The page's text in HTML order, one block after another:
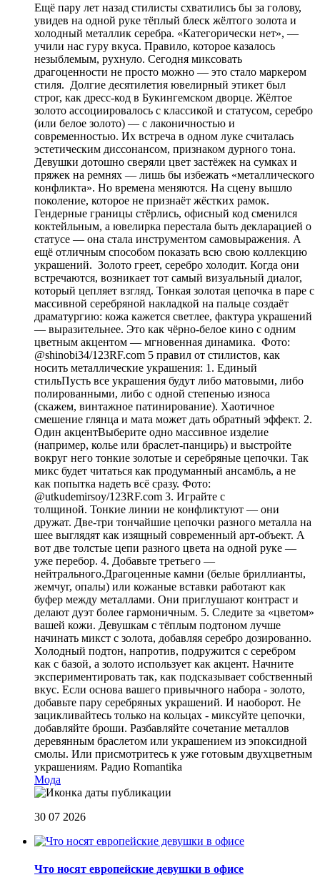
Ещё пару лет назад стилисты схватились бы за голову,
увидев на одной руке тёплый блеск жёлтого золота и
холодный металлик серебра. «Категорически нет», —
учили нас гуру вкуса. Правило, которое казалось
незыблемым, рухнуло. Сегодня миксовать
драгоценности не просто можно — это стало маркером
стиля. Долгие десятилетия ювелирный этикет был
строг, как дресс-код в Букингемском дворце. Жёлтое
золото ассоциировалось с классикой и статусом, серебро
(или белое золото) — с лаконичностью и
современностью. Их встреча в одном луке считалась
эстетическим диссонансом, признаком дурного тона.
Девушки дотошно сверяли цвет застёжек на сумках и
пряжек на ремнях — лишь бы избежать «металлического
конфликта». Но времена меняются. На сцену вышло
поколение, которое не признаёт жёстких рамок.
Гендерные границы стёрлись, офисный код сменился
коктейльным, а ювелирка перестала быть декларацией о
статусе — она стала инструментом самовыражения. А
ещё отличным способом показать всю свою коллекцию
украшений. Золото греет, серебро холодит. Когда они
встречаются, возникает тот самый визуальный диалог,
который цепляет взгляд. Тонкая золотая цепочка в паре с
массивной серебряной накладкой на пальце создаёт
драматургию: кожа кажется светлее, фактура украшений
— выразительнее. Это как чёрно-белое кино с одним
цветным акцентом — мгновенная динамика. Фото:
@shinobi34/123RF.com 5 правил от стилистов, как
носить металлические украшения: 1. Единый
стильПусть все украшения будут либо матовыми, либо
полированными, либо с одной степенью износа
(скажем, винтажное патинирование). Хаотичное
смешение глянца и мата может дать обратный эффект. 2.
Один акцентВыберите одно массивное изделие
(например, колье или браслет-панцирь) и выстройте
вокруг него тонкие золотые и серебряные цепочки. Так
микс будет читаться как продуманный ансамбль, а не
как попытка надеть всё сразу. Фото:
@utkudemirsoy/123RF.com 3. Играйте с
толщиной. Тонкие линии не конфликтуют — они
дружат. Две-три тончайшие цепочки разного металла на
шее выглядят как изящный современный арт-объект. А
вот две толстые цепи разного цвета на одной руке —
уже перебор. 4. Добавьте третьего —
нейтрального.Драгоценные камни (белые бриллианты,
жемчуг, опалы) или кожаные вставки работают как
буфер между металлами. Они приглушают контраст и
делают дуэт более гармоничным. 5. Следите за «цветом»
вашей кожи. Девушкам с тёплым подтоном лучше
начинать микст с золота, добавляя серебро дозированно.
Холодный подтон, напротив, подружится с серебром
как с базой, а золото использует как акцент. Начните
экспериментировать так, как подсказывает собственный
вкус. Если основа вашего привычного набора - золото,
добавьте пару серебряных украшений. И наоборот. Не
зацикливайтесь только на кольцах - миксуйте цепочки,
добавляйте броши. Разбавляйте сочетание металлов
деревянным браслетом или украшением из эпоксидной
смолы. Или присмотритесь к уже готовым двухцветным
украшениям. Радио Romantika
Мода
30 07 2026
Что носят европейские девушки в офисе